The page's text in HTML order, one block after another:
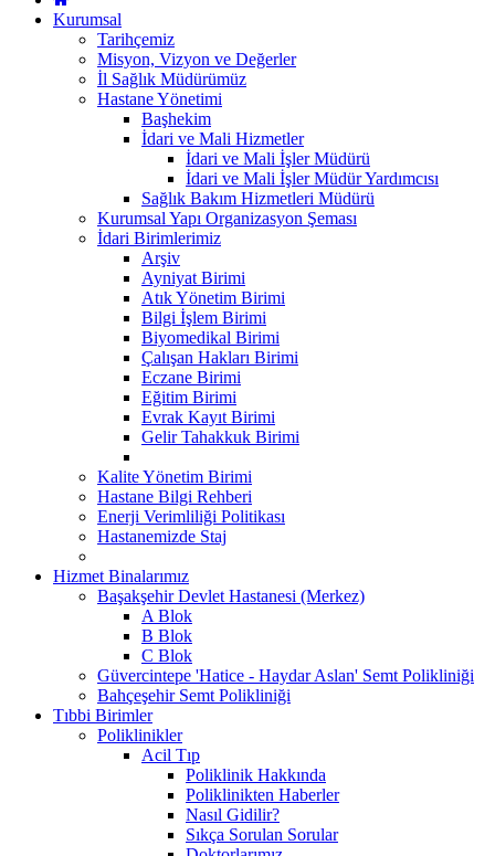
Kurumsal
Tarihçemiz
Misyon, Vizyon ve Değerler
İl Sağlık Müdürümüz
Hastane Yönetimi
Başhekim
İdari ve Mali Hizmetler
İdari ve Mali İşler Müdürü
İdari ve Mali İşler Müdür Yardımcısı
Sağlık Bakım Hizmetleri Müdürü
Kurumsal Yapı Organizasyon Şeması
İdari Birimlerimiz
Arşiv
Ayniyat Birimi
Atık Yönetim Birimi
Bilgi İşlem Birimi
Biyomedikal Birimi
Çalışan Hakları Birimi
Eczane Birimi
Eğitim Birimi
Evrak Kayıt Birimi
Gelir Tahakkuk Birimi
Kalite Yönetim Birimi
Hastane Bilgi Rehberi
Enerji Verimliliği Politikası
Hastanemizde Staj
Hizmet Binalarımız
Başakşehir Devlet Hastanesi (Merkez)
A Blok
B Blok
C Blok
Güvercintepe 'Hatice - Haydar Aslan' Semt Polikliniği
Bahçeşehir Semt Polikliniği
Tıbbi Birimler
Poliklinikler
Acil Tıp
Poliklinik Hakkında
Poliklinikten Haberler
Nasıl Gidilir?
Sıkça Sorulan Sorular